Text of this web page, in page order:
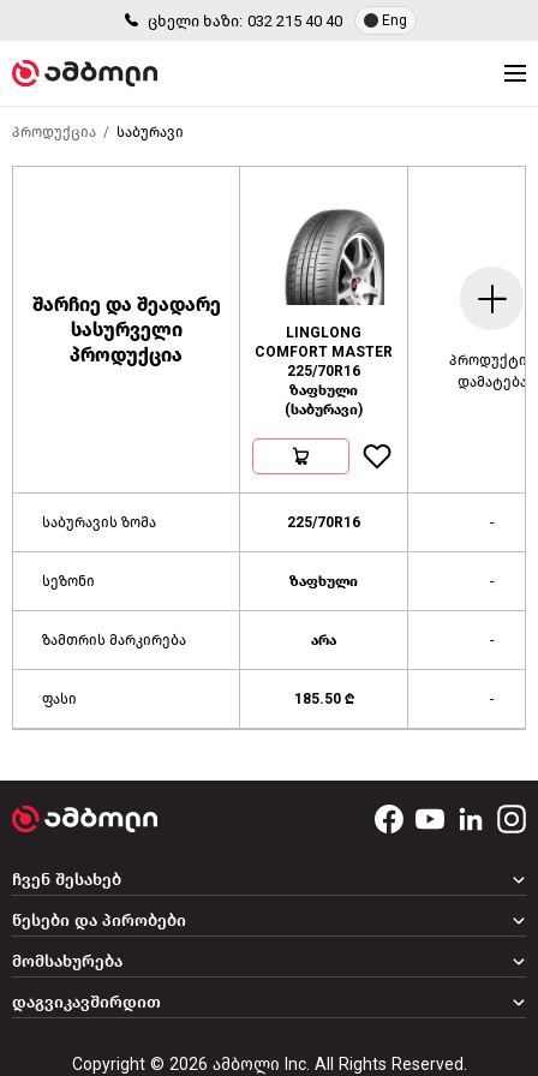
ცხელი ხაზი: 032 215 40 40 Eng
პროდუქცია საბურავი
შარჩიე და შეადარე
სასურველი
პროდუქცია
LINGLONG
COMFORT MASTER
225/70R16
ზაფხული
(საბურავი)
პროდუქტის
დამატება
საბურავის ზომა 225/70R16 -
სეზონი ზაფხული -
ზამთრის მარკირება არა -
ფასი 185.50 ₾ -
დაგვიკავშირდით
ჩვენ შესახებ
წესები და პირობები
მომსახურება
Copyright © 2026 ამბოლი Inc. All Rights Reserved.